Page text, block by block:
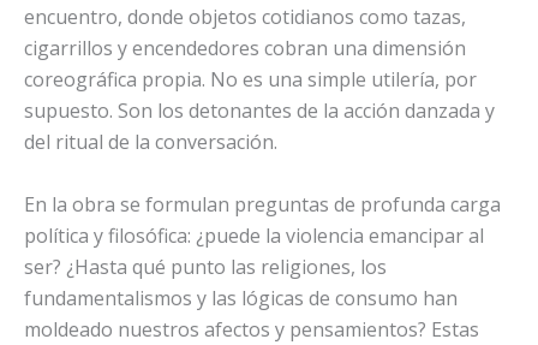
encuentro, donde objetos cotidianos como tazas,
cigarrillos y encendedores cobran una dimensión
coreográfica propia. No es una simple utilería, por
supuesto. Son los detonantes de la acción danzada y
del ritual de la conversación.
En la obra se formulan preguntas de profunda carga
política y filosófica: ¿puede la violencia emancipar al
ser? ¿Hasta qué punto las religiones, los
fundamentalismos y las lógicas de consumo han
moldeado nuestros afectos y pensamientos? Estas